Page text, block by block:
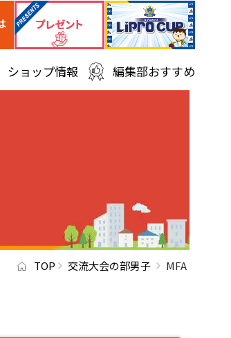
ショップ情報 編集部おすすめ
TOP 交流大会の部男子 MFA